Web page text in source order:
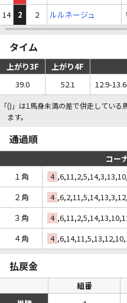
14
2 2 ルルネージュ
タイム
上がり3F 上がり4F
39.0
52.1 12.9-
「()」は1馬身未満の差で併走してい
ます。
通過順
コー
１角
4
２角
4
３角
4
４角
4
払戻金
組番